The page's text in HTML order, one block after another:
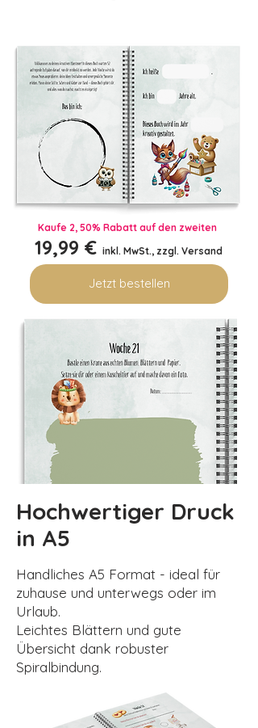
Kaufe 2, 50% Rabatt auf den zweiten
19,99 € inkl. MwSt., zzgl. Versand
Jetzt bestellen
Hochwertiger Druck
in A5
Handliches A5 Format - ideal für
zuhause und unterwegs oder im
Urlaub.
Leichtes Blättern und gute
Übersicht dank robuster
Spiralbindung.